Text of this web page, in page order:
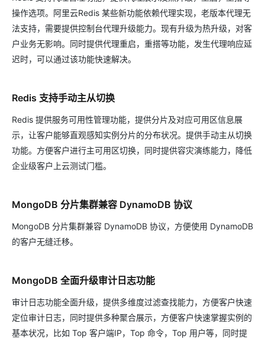
操作选项。阿里云Redis 某些新功能依赖代理实现，老版本代理无
法支持，需要提供控制台代理升级能力。现有升级为热升级，对客
户业务无影响。同时提供代理重启，重搭等功能，发生代理响应延
迟时，可以通过该功能快速解决。
Redis 支持手动主从切换
Redis 提供服务可用性管理功能，提供分片及对应可用区信息展
示，让客户能够直观感知实例分片的分布状况。提供手动主从切换
功能。方便客户进行主可用区切换，同时提供容灾演练能力，降低
企业级客户上云测试门槛。
MongoDB 分片集群兼容 DynamoDB 协议
MongoDB 分片集群兼容 DynamoDB 协议，方便使用 DynamoDB
的客户无缝迁移。
MongoDB 全面升级审计日志功能
审计日志功能全面升级，提供多维度过滤查找能力，方便客户快速
定位审计日志，同时提供多种聚合展示，方便客户快速掌握实例的
基本状况，比如 Top 客户端IP，Top 命令，Top 用户等，同时提